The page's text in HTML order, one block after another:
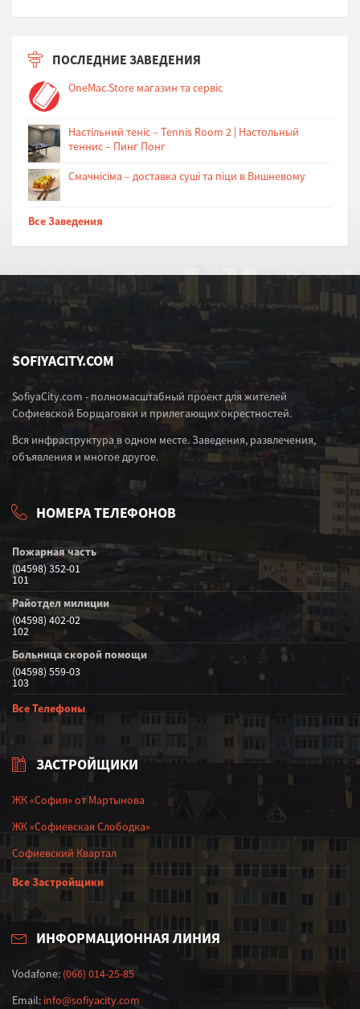
ПОСЛЕДНИЕ ЗАВЕДЕНИЯ
OneMac.Store магазин та сервіс
Настільний теніс – Tennis Room 2 | Настольный
теннис – Пинг Понг
Cмачнісіма – доставка суші та піци в Вишневому
Все Заведения
SOFIYACITY.COM
SofiyaCity.com - полномасштабный проект для жителей
Софиевской Борщаговки и прилегающих окрестностей.
Вся инфраструктура в одном месте. Заведения, развлечения,
объявления и многое другое.
НОМЕРА ТЕЛЕФОНОВ
Пожарная часть
(04598) 352-01
101
Райотдел милиции
(04598) 402-02
102
Больница скорой помощи
(04598) 559-03
103
Все Телефоны
ЗАСТРОЙЩИКИ
ЖК «София» от Мартынова
ЖК «Софиевская Слободка»
Софиевский Квартал
Все Застройщики
ИНФОРМАЦИОННАЯ ЛИНИЯ
Vodafone: (066) 014-25-85
Email: info@sofiyacity.com